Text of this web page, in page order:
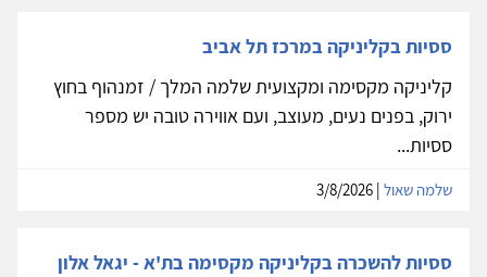
ססיות בקליניקה במרכז תל אביב
קליניקה מקסימה ומקצועית שלמה המלך / זמנהוף בחוץ
ירוק, בפנים נעים, מעוצב, ועם אווירה טובה יש מספר
ססיות...
שלמה שאול
ססיות להשכרה בקליניקה מקסימה בת'א - יגאל אלון